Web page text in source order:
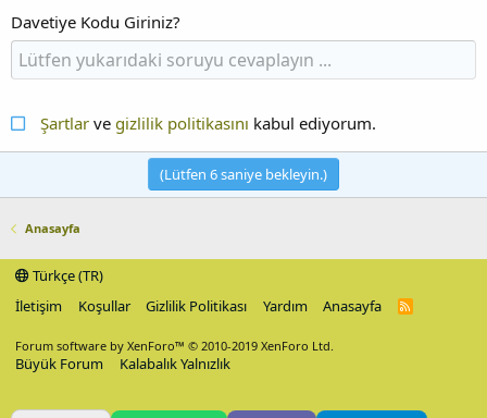
Davetiye Kodu Giriniz?
Şartlar ve gizlilik politikasını kabul ediyorum.
(Lütfen 6saniye bekleyin.)
Anasayfa
Türkçe (TR)
İletişim
Koşullar Gizlilik Politikası Yardım Anasayfa
R
Forum software by XenForo™ © 2010-2019 XenForo Ltd.
Büyük Forum Kalabalık Yalnızlık